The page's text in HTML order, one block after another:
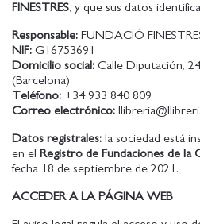
FINESTRES, y que sus datos
Responsable: FUNDACIÓ
NIF: G16753691
Domicilio social: Calle Diputación,
(Barcelona)
Teléfono: +34 933 840 809
Correo electrónico:
Datos registrales: la sociedad está
en el Registro de Fundaciones de la
fecha 18 de septiembre de 2021.
ACCEDER A LA PÁGINA WEB